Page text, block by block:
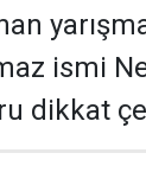
ismi
dikkat